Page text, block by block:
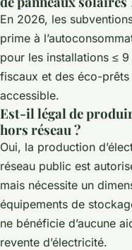
En 2026, les
prime à
pour les installations ≤
fiscaux et des éco-
accessible.
Est-il légal de
hors réseau ?
Oui, la production
réseau public est
mais nécessite un
équipements de
ne bénéficie d’aucune
revente d’électricité.